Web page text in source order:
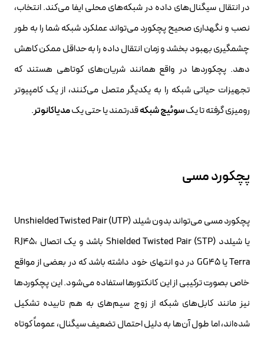
در انتقال سیگنال‌های داده در شبکه‌های محلی ایفا می‌کند. انتخاب،
نصب و نگهداری صحیح پچکورد می‌تواند عملکرد شبکه شما را به طور
چشمگیری بهبود بخشد و زمان انتقال داده را به حداقل ممکن کاهش
دهد. پچکوردها در واقع همانند شریان‌های کوتاهی هستند که
تجهیزات حیاتی شبکه را به یکدیگر متصل می‌کنند، از یک کامپیوتر
رومیزی گرفته تا یکسوئیچ شبکهقدرتمند یا حتی یکمدیاکانوتر.
پچکورد مسی
پچکورد مسی می‌تواند بدون شیلد Unshielded Twisted Pair (UTP)
یا شیلدد Shielded Twisted Pair (STP) باشد و یک اتصال RJ45،
Terra یا GG45 در دو انتهای خود داشته باشد که در بعضی از مواقع
خاص بصورت ترکیبی از این کانکتورها استفاده می‌شود. این پچکوردها
نیز مانند کابل‌های شبکه از زوج سیم‌های به هم تابیده تشکیل
شده‌اند، اما طول آن‌ها به دلیل احتمال تضعیف سیگنال، عموماً کوتاه